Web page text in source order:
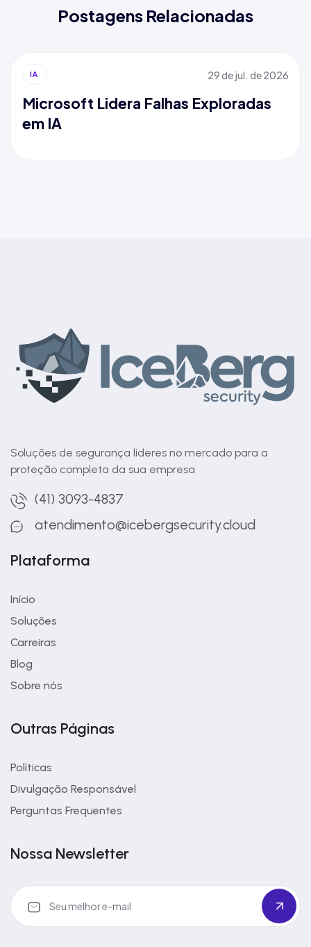
Postagens Relacionadas
IA 29 de jul. de 2026
Microsoft Lidera Falhas Exploradas
em IA
Soluções de segurança líderes no mercado para a
proteção completa da sua empresa
(41) 3093-4837
atendimento@icebergsecurity.cloud
Plataforma
Início
Soluções
Carreiras
Blog
Sobre nós
Outras Páginas
Políticas
Divulgação Responsável
Perguntas Frequentes
Nossa Newsletter